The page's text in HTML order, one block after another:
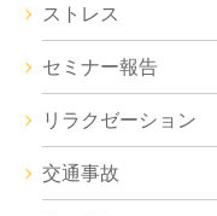
ストレス
セミナー報告
リラクゼーション
交通事故